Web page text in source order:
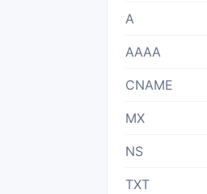
A
AAAA
CNAME
MX
NS
TXT